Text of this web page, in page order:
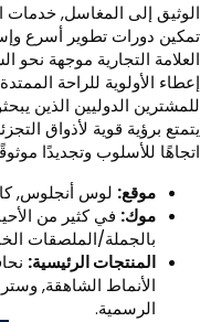
خدمات النمط,
أسرع وإسقاطات جديدة
موجهة نحو الشباب,
للراحة الممتدة والصور
الذين يبحثون عن شريك
وتجديدًا موثوقًا به.
أنجلوس, كاليفورنيا,
في
الملصقات الخاصة, اعتمادا
الرئيسية:نحافة المرأة,
الشاهقة, وسترات وسراويل